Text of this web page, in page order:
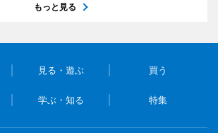
もっと見る
見る・遊ぶ 買う
学ぶ・知る 特集